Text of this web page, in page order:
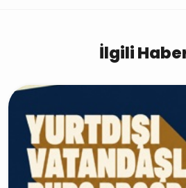
İlgili